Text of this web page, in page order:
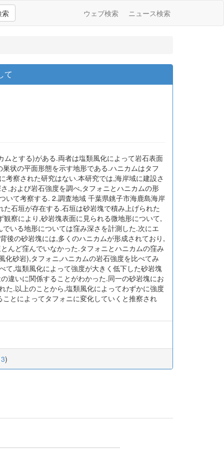
索 ウェブ検索 ニュース検索
て
とする)がある.両者は塩類風化によって岩石表面
状の平面形態を示す地形である.ハニカムはタフ
察された研究はない.本研究では,海岸域に建設さ
,および岩石強度を調べ,タフォニとハニカムの形
いて考察する. 2.調査地域 千葉県銚子市海鹿島海岸
石垣が存在する.石垣は砂岩塊で積み上げられた
察により,砂岩塊表面に見られる微地形について,
いる地形については窪み深さを計測した.次にエ
後の砂岩塊には,多くのハニカムが形成されており,
んど窪んでいなかった.タフォニとハニカムの窪み
砂岩),タフォニ,ハニカムの岩石強度を比べてみ
て,塩類風化によって強度が大きく低下した砂岩塊
違いに関係することがわかった.同一の砂岩塊にお
た.以上のことから,塩類風化によってわずかに強度
とによってタフォニに変化していくと推察され
)